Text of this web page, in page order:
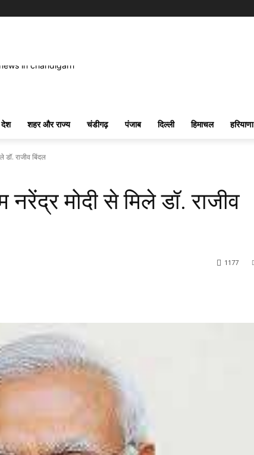
देश शहर और राज्य चंडीगढ़ पंजाब दिल्ली हिमाचल हरियाणा
डॉ. राजीव बिंदल
नरेंद्र मोदी से मिले डॉ. राजीव
1177